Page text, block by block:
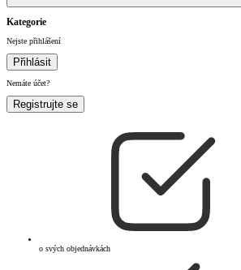
Kategorie
Nejste přihlášení
Přihlásit
Nemáte účet?
Registrujte se
o svých objednávkách